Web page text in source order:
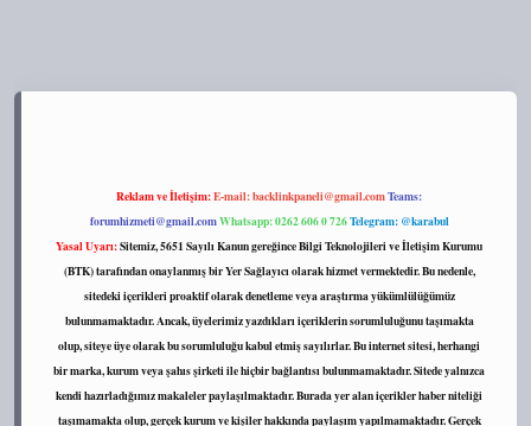
Reklam ve İletişim:E-mail:backlinkpaneli@gmail.comTeams:
forumhizmeti@gmail.comWhatsapp: 0262 606 0 726Telegram: @karabul
Yasal Uyarı:Sitemiz, 5651 Sayılı Kanun gereğince Bilgi Teknolojileri ve İletişim Kurumu
(BTK) tarafından onaylanmış bir Yer Sağlayıcı olarak hizmet vermektedir. Bu nedenle,
sitedeki içerikleri proaktif olarak denetleme veya araştırma yükümlülüğümüz
bulunmamaktadır. Ancak, üyelerimiz yazdıkları içeriklerin sorumluluğunu taşımakta
olup, siteye üye olarak bu sorumluluğu kabul etmiş sayılırlar. Bu internet sitesi, herhangi
bir marka, kurum veya şahıs şirketi ile hiçbir bağlantısı bulunmamaktadır. Sitede yalnızca
kendi hazırladığımız makaleler paylaşılmaktadır. Burada yer alan içerikler haber niteliği
taşımamakta olup, gerçek kurum ve kişiler hakkında paylaşım yapılmamaktadır. Gerçek